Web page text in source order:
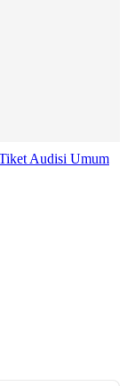
Audisi Umum